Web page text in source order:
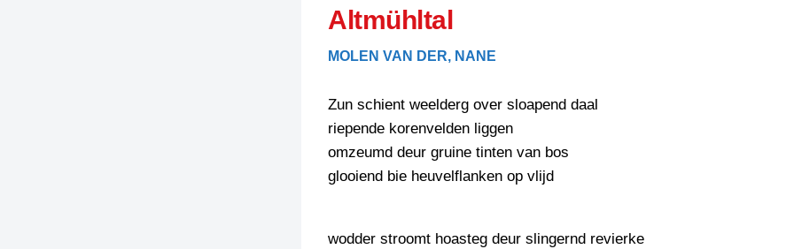
HAIKU’S
LIMERICKS
LUUSTERN
SCHRIEFWEDSTRIED
FLYER
SCHRIEFWEDSTRIED
FLYER
BIENOAMEN
LEGENDEN
RECEPTEN
SPREUKEN
SPELLENSCONTROLE
SCHRIEFREGELS
PAZZIPANTEN
Altmühltal
MOLEN VAN DER, NANE
Zun schient weelderg over sloapend daal
riepende korenvelden liggen
omzeumd deur gruine tinten van bos
glooiend bie heuvelflanken op vlijd
wodder stroomt hoasteg deur slingernd revierke